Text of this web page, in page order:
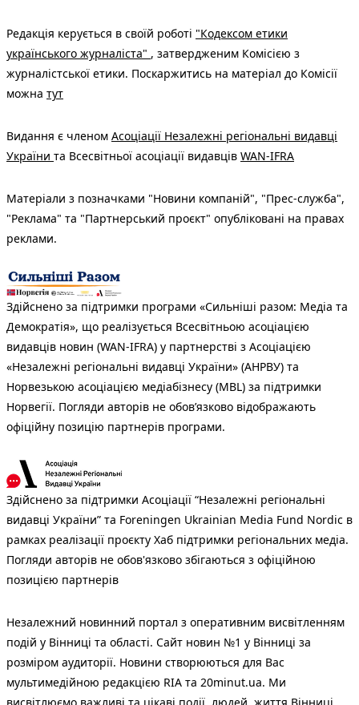
Редакція керується в своїй роботі "Кодексом етики
українського журналіста" , затвердженим Комісією з
журналістської етики. Поскаржитись на матеріал до Комісії
можна тут
Видання є членом Асоціації Незалежні регіональні видавці
України та Всесвітньої асоціації видавців WAN-IFRA
Матеріали з позначками "Новини компаній", "Прес-служба",
"Реклама" та "Партнерський проєкт" опубліковані на правах
реклами.
Здійснено за підтримки програми «Сильніші разом: Медіа та
Демократія», що реалізується Всесвітньою асоціацією
видавців новин (WAN-IFRA) у партнерстві з Асоціацією
«Незалежні регіональні видавці України» (АНРВУ) та
Норвезькою асоціацією медіабізнесу (MBL) за підтримки
Норвегії. Погляди авторів не обов’язково відображають
офіційну позицію партнерів програми.
Здійснено за підтримки Асоціації “Незалежні регіональні
видавці України” та Foreningen Ukrainian Media Fund Nordic в
рамках реалізації проєкту Хаб підтримки регіональних медіа.
Погляди авторів не обов'язково збігаються з офіційною
позицією партнерів
Незалежний новинний портал з оперативним висвітленням
подій у Вінниці та області. Сайт новин №1 у Вінниці за
розміром аудиторії. Новини створюються для Вас
мультимедійною редакцією RIA та 20minut.ua. Ми
висвітлюємо важливі та цікаві події, людей, життя Вінниці.